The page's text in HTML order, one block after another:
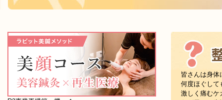
皆さんは身体
何度ほぐして
激しく痛むケ